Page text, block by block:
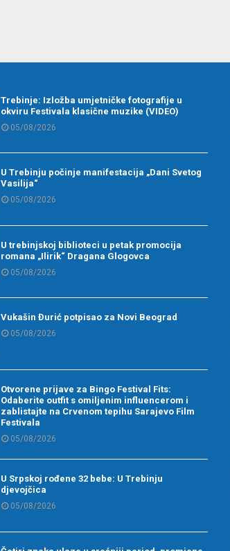
Trebinje: Izložba umjetničke fotografije u
okviru Festivala klasične muzike (VIDEO)
05/08/2026
U Trebinju počinje manifestacija „Dani Svetog
Vasilija“
05/08/2026
U trebinjskoj biblioteci u petak promocija
romana „Ilirik“ Dragana Glogovca
05/08/2026
Vukašin Đurić potpisao za Novi Beograd
05/08/2026
Otvorene prijave za Bingo Festival Fits:
Odaberite outfit s omiljenim influencerom i
zablistajte na Crvenom tepihu Sarajevo Film
Festivala
05/08/2026
U Srpskoj rođene 32 bebe: U Trebinju
djevojčica
05/08/2026